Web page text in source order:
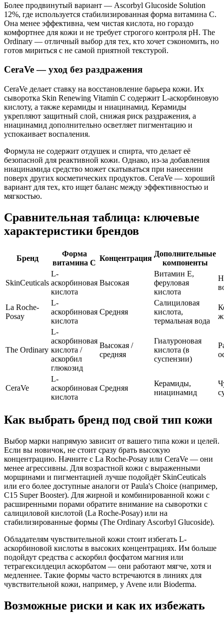
Более продвинутый вариант — Ascorbyl Glucoside Solution
12%, где используется стабилизированная форма витамина С.
Она менее эффективна, чем чистая кислота, но гораздо
комфортнее для кожи и не требует строгого контроля pH. The
Ordinary — отличный выбор для тех, кто хочет сэкономить, но
готов мириться с не самой приятной текстурой.
CeraVe — уход без раздражения
CeraVe делает ставку на восстановление барьера кожи. Их
сыворотка Skin Renewing Vitamin C содержит L-аскорбиновую
кислоту, а также керамиды и ниацинамид. Керамиды
укрепляют защитный слой, снижая риск раздражения, а
ниацинамид дополнительно осветляет пигментацию и
успокаивает воспаления.
Формула не содержит отдушек и спирта, что делает её
безопасной для реактивной кожи. Однако, из-за добавления
ниацинамида средство может скатываться при нанесении
поверх других косметических продуктов. CeraVe — хороший
вариант для тех, кто ищет баланс между эффективностью и
мягкостью.
Сравнительная таблица: ключевые
характеристики брендов
Бренд
Форма
витамина С
Концентрация
Дополнительные
компоненты
SkinCeuticals
L-
аскорбиновая
кислота
Высокая
Витамин Е,
феруловая
кислота
La Roche-
Posay
L-
аскорбиновая
кислота
Средняя
Салициловая
кислота,
термальная вода
The Ordinary
L-
аскорбиновая
кислота /
аскорбил
глюкозид
Высокая /
средняя
Гиалуроновая
кислота (в
суспензии)
CeraVe
L-
аскорбиновая
кислота
Средняя
Керамиды,
ниацинамид
Как выбрать бренд под свой тип кожи
Выбор марки напрямую зависит от вашего типа кожи и целей.
Если вы новичок, не стоит сразу брать высокую
концентрацию. Начните с La Roche-Posay или CeraVe — они
менее агрессивны. Для возрастной кожи с выраженными
морщинами и пигментацией лучше подойдёт SkinCeuticals
или его более доступные аналоги от Paula's Choice (например,
C15 Super Booster). Для жирной и комбинированной кожи с
расширенными порами обратите внимание на сыворотки с
салициловой кислотой (La Roche-Posay) или на
стабилизированные формы (The Ordinary Ascorbyl Glucoside).
Обладателям чувствительной кожи стоит избегать L-
аскорбиновой кислоты в высоких концентрациях. Им больше
подойдут средства с аскорбил фосфатом магния или
тетрагексилдецил аскорбатом — они работают мягче, хотя и
медленнее. Такие формы часто встречаются в линиях для
чувствительной кожи, например, у Avene или Bioderma.
Возможные риски и как их избежать